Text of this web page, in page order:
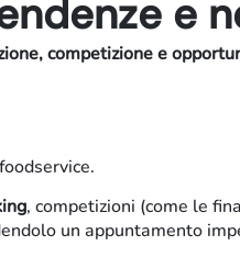
e
competizione e
, competizioni (come le
un appuntamento